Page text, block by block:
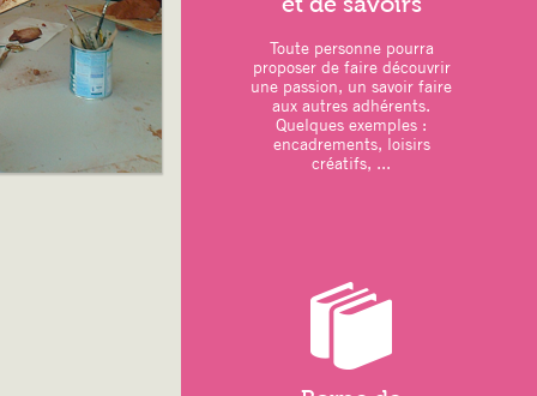
Octobre 2025
ATELIERS DU MOIS
–Art thérapie
– Relaxation
. Atelier artistique animé
et de savoirs
Toute personne pourra
proposer de faire découvrir
une passion, un savoir faire
aux autres adhérents.
Quelques exemples :
encadrements, loisirs
créatifs, ...